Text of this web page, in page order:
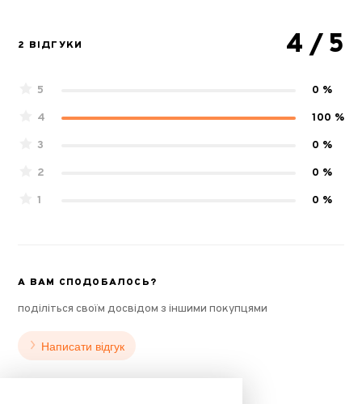
2 ВІДГУКИ 4 / 5
5
0 %
4
100 %
3
0 %
2
0 %
1
0 %
А ВАМ СПОДОБАЛОСЬ?
поділіться своїм досвідом з іншими покупцями
Написати відгук